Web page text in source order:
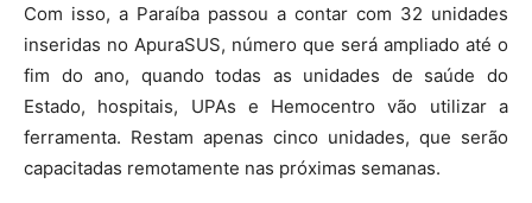
Com isso, a Paraíba passou a contar com 32 unidades
inseridas no ApuraSUS, número que será ampliado até o
fim do ano, quando todas as unidades de saúde do
Estado, hospitais, UPAs e Hemocentro vão utilizar a
ferramenta. Restam apenas cinco unidades, que serão
capacitadas remotamente nas próximas semanas.